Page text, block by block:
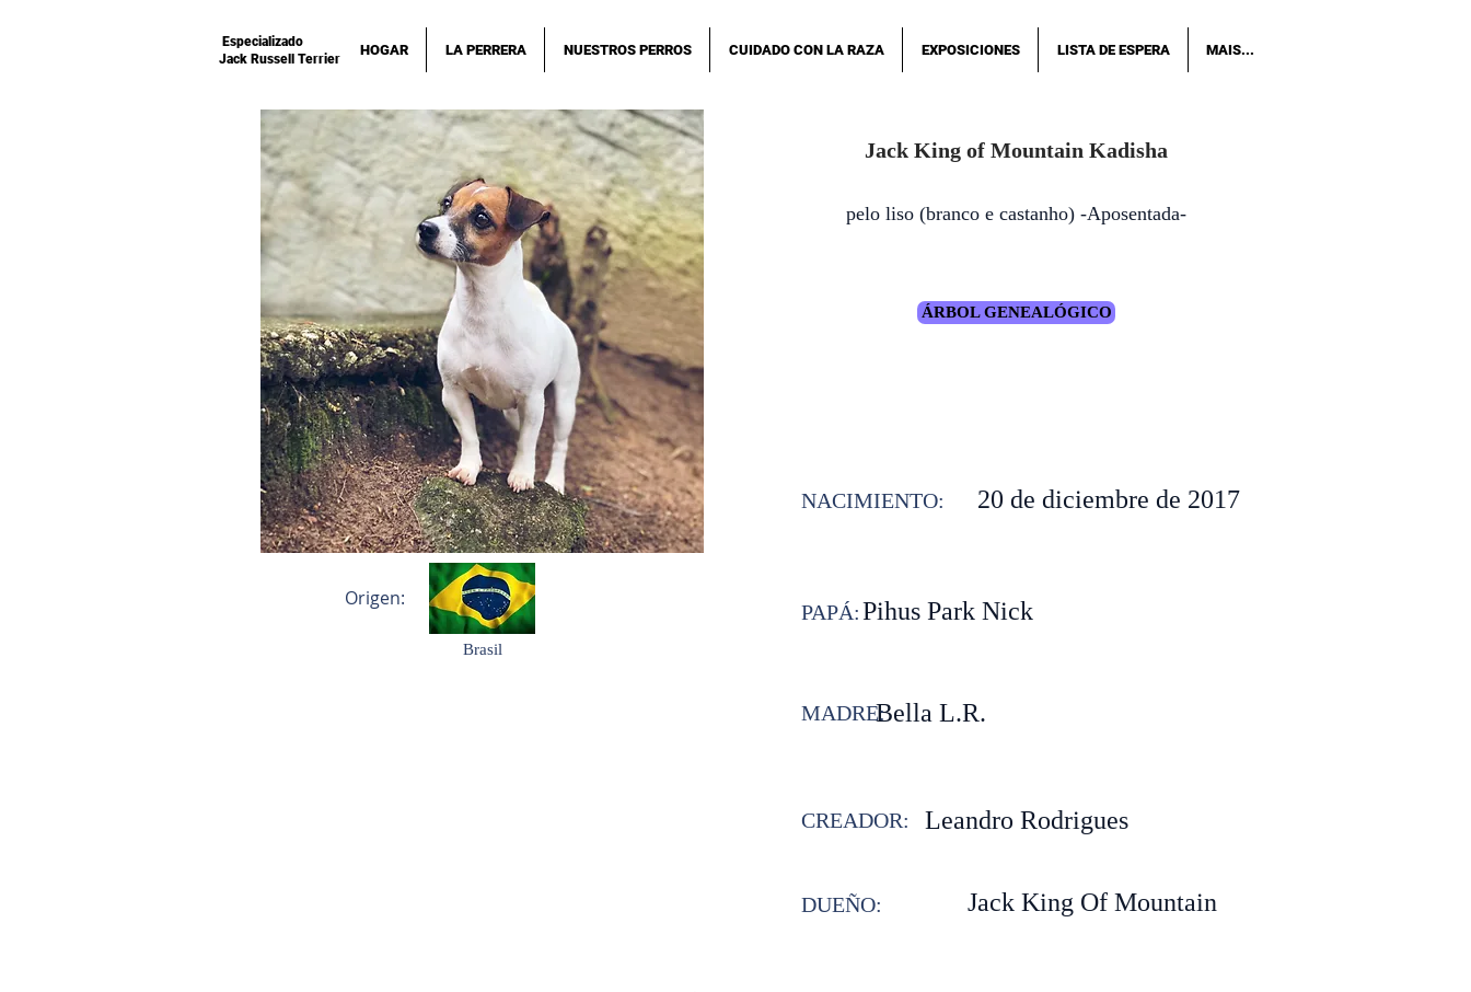
HOGAR LA PERRERA NUESTROS PERROS CUIDADO CON LA RAZA EXPOSICIONES LISTA DE ESPERA MAIS...
Especializado
Jack Russell Terrier
Jack King of Mountain Kadisha
pelo liso (branco e castanho) -Aposentada-
ÁRBOL GENEALÓGICO
20 de diciembre de 2017
NACIMIENTO:
Origen: Pihus Park Nick
PAPÁ:
Brasil
Bella L.R.
MADRE:
Leandro Rodrigues
CREADOR:
Jack King Of Mountain
DUEÑO: